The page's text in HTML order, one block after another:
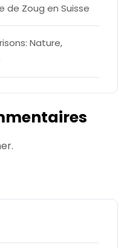
de Zoug en Suisse
Nature,